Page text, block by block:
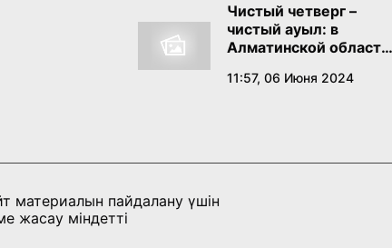
Чистый четверг –
чистый ауыл: в
Алматинской области
экологическая акция
11:57, 06 Июня 2024
пайдалану үшін
жасау міндетті